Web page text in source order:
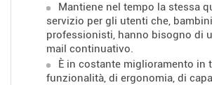
Mantiene nel tempo la stessa
servizio per gli utenti che,
professionisti, hanno bisogno di
mail continuativo.
È in costante miglioramento in
funzionalità, di ergonomia, di